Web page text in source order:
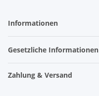
Informationen
Gesetzliche Informationen
Zahlung & Versand